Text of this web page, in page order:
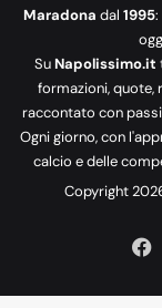
Maradona dal 1995:
SuNapolissimo.it
formazioni, quote,
raccontato con
Ogni giorno, con
calcio e delle
Copyright